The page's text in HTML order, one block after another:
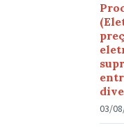
03/